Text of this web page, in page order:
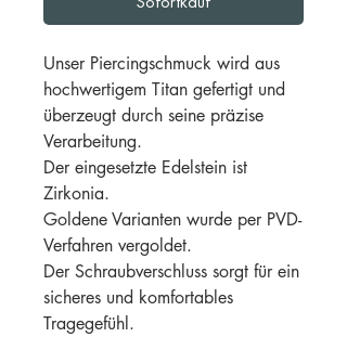
Unser Piercingschmuck wird aus
hochwertigem Titan gefertigt und
überzeugt durch seine präzise
Verarbeitung.
Der eingesetzte Edelstein ist
Zirkonia.
Goldene Varianten wurde per PVD-
Verfahren vergoldet.
Der Schraubverschluss sorgt für ein
sicheres und komfortables
Tragegefühl.